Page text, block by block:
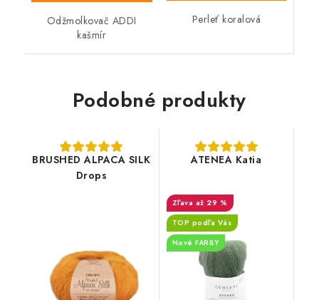
Odžmolkovač ADDI
kašmír
Perleť koralová
Podobné produkty
BRUSHED ALPACA SILK
Drops
ATENEA Katia
až 29 %
TOP podľa Vás
Nové FARBY